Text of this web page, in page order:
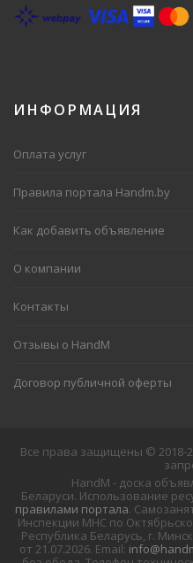
ИНФОРМАЦИЯ
Оплата услуг
Правила портала Handm.by
Как добавить объявление
О компании
Контакты
Отзывы о HandM
Договор публичной оферты
Все права защищены © 2018-
HandM - доска
Беларуси. Использование
правилами портала.
Инспекции МНС по
Республика Беларусь, г.
от 21.07.2026. Email: